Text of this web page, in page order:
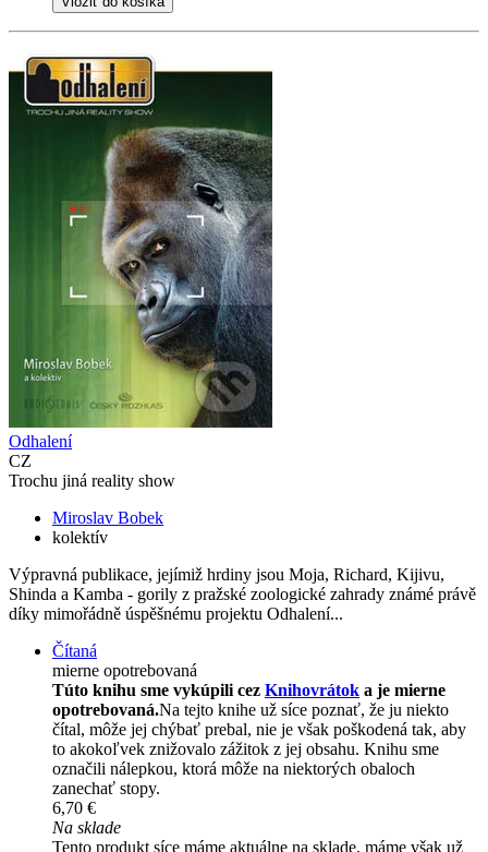
Odhalení
CZ
Trochu jiná reality show
Miroslav Bobek
kolektív
Výpravná publikace, jejímiž hrdiny jsou Moja, Richard, Kijivu,
Shinda a Kamba - gorily z pražské zoologické zahrady známé právě
díky mimořádně úspěšnému projektu Odhalení...
Čítaná
mierne opotrebovaná
Túto knihu sme vykúpili cez Knihovrátok a je mierne
opotrebovaná.Na tejto knihe už síce poznať, že ju niekto
čítal, môže jej chýbať prebal, nie je však poškodená tak, aby
to akokoľvek znižovalo zážitok z jej obsahu. Knihu sme
označili nálepkou, ktorá môže na niektorých obaloch
zanechať stopy.
6,70 €
Na sklade
Tento produkt síce máme aktuálne na sklade, máme však už